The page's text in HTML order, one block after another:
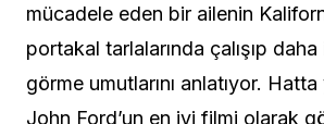
mücadele eden bir ailenin
portakal tarlalarında çalışıp
görme umutlarını anlatıyor.
John Ford’un en iyi filmi olarak